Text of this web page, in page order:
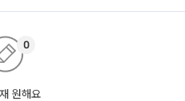
원해요
0